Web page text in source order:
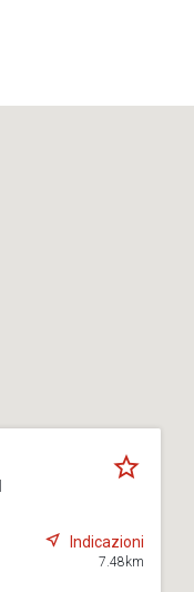
Indicazioni
7.48km